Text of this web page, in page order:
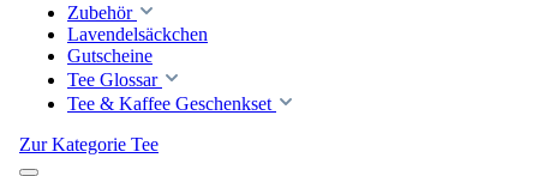
Zubehör
Lavendelsäckchen
Gutscheine
Tee Glossar
Tee & Kaffee Geschenkset
Zur Kategorie Tee